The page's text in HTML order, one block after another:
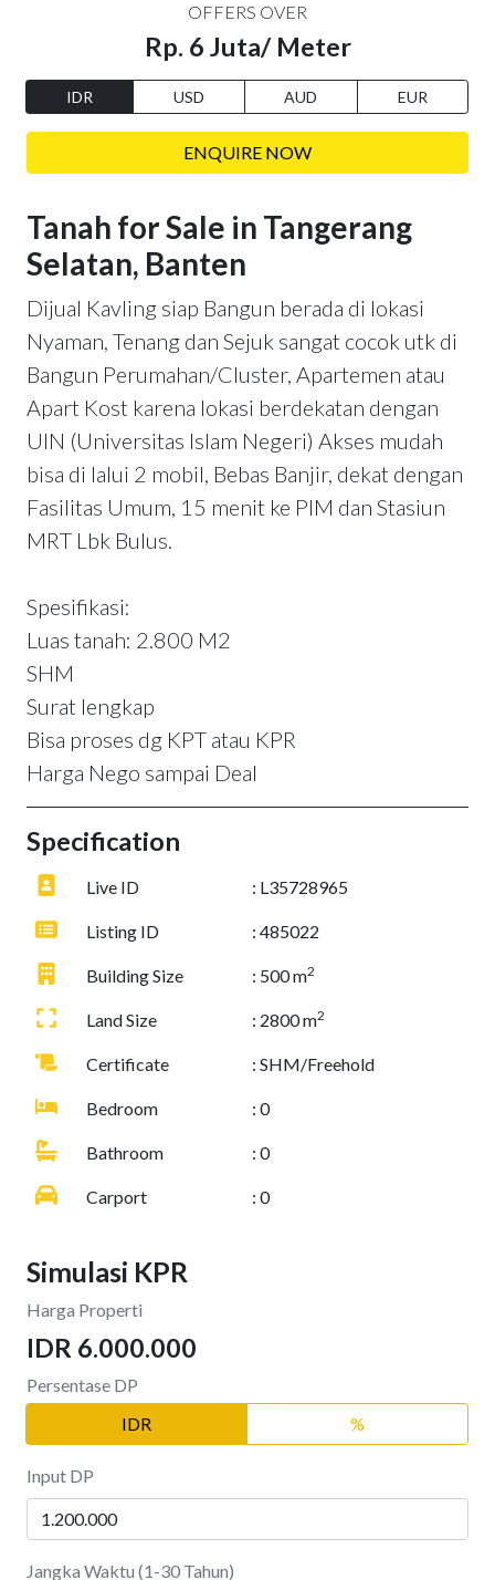
OFFERS OVER
Rp. 6 Juta/ Meter
IDR USD AUD EUR
ENQUIRE NOW
Tanah for Sale in Tangerang
Selatan, Banten
Dijual Kavling siap Bangun berada di lokasi
Nyaman, Tenang dan Sejuk sangat cocok utk di
Bangun Perumahan/Cluster, Apartemen atau
Apart Kost karena lokasi berdekatan dengan
UIN (Universitas Islam Negeri) Akses mudah
bisa di lalui 2 mobil, Bebas Banjir, dekat dengan
Fasilitas Umum, 15 menit ke PIM dan Stasiun
MRT Lbk Bulus.
Spesifikasi:
Luas tanah: 2.800 M2
SHM
Surat lengkap
Bisa proses dg KPT atau KPR
Harga Nego sampai Deal
Specification
Live ID : L35728965
Listing ID : 485022
Building Size : 500 m2
Land Size : 2800 m2
Certificate : SHM/Freehold
Bedroom : 0
Bathroom : 0
Carport : 0
Simulasi KPR
Harga Properti
IDR 6.000.000
Persentase DP
IDR
%
Input DP
Jangka Waktu (1-30 Tahun)